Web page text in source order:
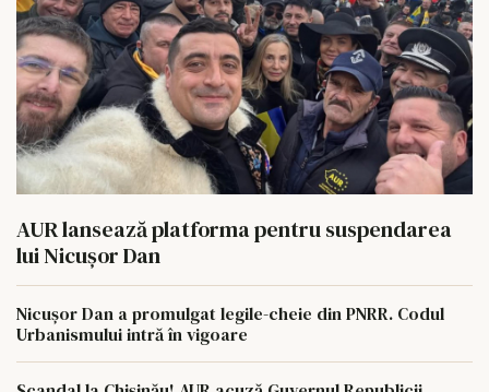
AUR lansează platforma pentru suspendarea
lui Nicușor Dan
Nicușor Dan a promulgat legile-cheie din PNRR. Codul
Urbanismului intră în vigoare